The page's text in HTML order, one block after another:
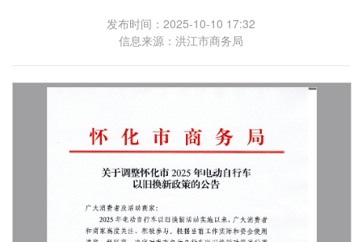
发布时间：2025-10-10 17:32
信息来源：洪江市商务局